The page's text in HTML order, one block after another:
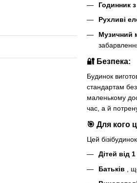
Годинник
Рухливі
Музичний
🔐 Безпека:
Будинок
стандартам
маленькому
час, а й
🎯 Для кого
Цей
Дітей від
Батьків
,